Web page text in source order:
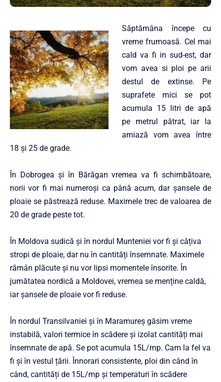
Săptămâna începe cu
vreme frumoasă. Cel mai
cald va fi in sud-est, dar
vom avea si ploi pe arii
destul de extinse. Pe
suprafete mici se pot
acumula 15 litri de apă
pe metrul pătrat, iar la
amiază vom avea între
18 și 25 de grade.
În Dobrogea și în Bărăgan vremea va fi schimbătoare,
norii vor fi mai numeroși ca până acum, dar șansele de
ploaie se păstrează reduse. Maximele trec de valoarea de
20 de grade peste tot.
În Moldova sudică și în nordul Munteniei vor fi și câțiva
stropi de ploaie, dar nu în cantități însemnate. Maximele
rămân plăcute și nu vor lipsi momentele însorite. În
jumătatea nordică a Moldovei, vremea se menține caldă,
iar șansele de ploaie vor fi reduse.
În nordul Transilvaniei și în Maramureș găsim vreme
instabilă, valori termice în scădere și izolat cantități mai
însemnate de apă. Se pot acumula 15L/mp. Cam la fel va
fi și în vestul țării. Înnorari consistente, ploi din când în
când, cantități de 15L/mp și temperaturi în scădere